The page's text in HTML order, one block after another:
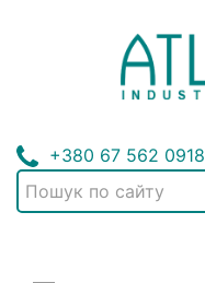
+380 67 562 0918